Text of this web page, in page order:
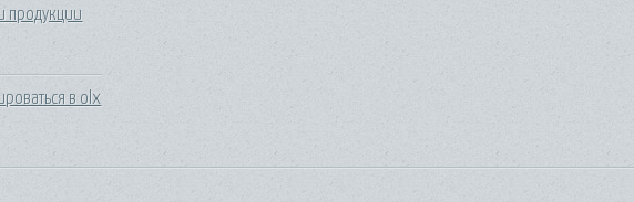
продукции
в olx